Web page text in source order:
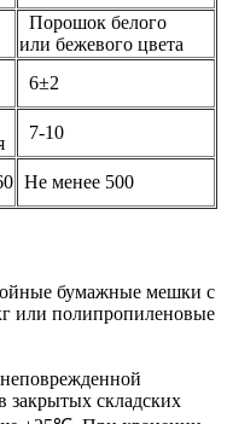
Порошок белого
или бежевого цвета
6±2
7-10
Не менее 500
бумажные мешки с
или полипропиленовые
закрытых складских